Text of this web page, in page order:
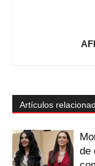
Artículos
de